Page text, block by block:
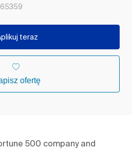
zadania
teraz
ofertę
500 company and